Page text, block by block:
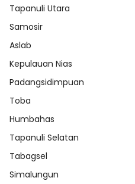
Tapanuli Utara
Samosir
Aslab
Kepulauan Nias
Padangsidimpuan
Toba
Humbahas
Tapanuli Selatan
Tabagsel
Simalungun